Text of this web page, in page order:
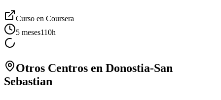
Curso en Coursera
5 meses110h
Otros Centros en Donostia-San
Sebastian